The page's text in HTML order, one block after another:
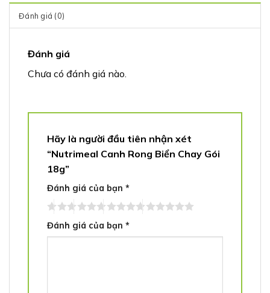
Đánh giá (0)
Đánh giá
Chưa có đánh giá nào.
Hãy là người đầu tiên nhận xét
“Nutrimeal Canh Rong Biển Chay Gói
18g”
Đánh giá của bạn *
Đánh giá của bạn *